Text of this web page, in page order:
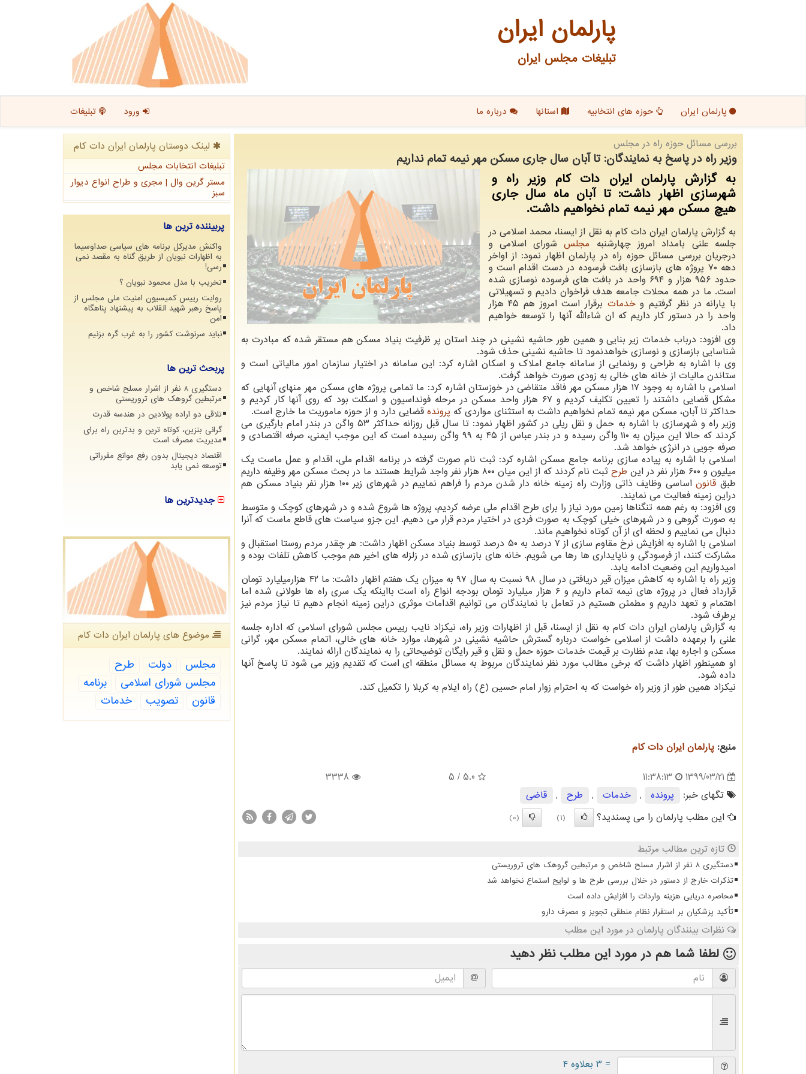
پارلمان ایران
تبلیغات مجلس ایران
پارلمان ایران حوزه های انتخابیه استانها درباره ما ورود تبلیغات
بررسی مسائل حوزه راه در مجلس
وزیر راه در پاسخ به نمایندگان: تا آبان سال جاری مسكن مهر نیمه تمام نداریم
به گزارش پارلمان ایران دات كام وزیر راه و
شهرسازی اظهار داشت: تا آبان ماه سال جاری
هیچ مسكن مهر نیمه تمام نخواهیم داشت.
به گزارش پارلمان ایران دات کام به نقل از ایسنا، محمد اسلامی در
جلسه علنی بامداد امروز چهارشنبه مجلسشورای اسلامی و
درجریان بررسی مسائل حوزه راه در پارلمان اظهار نمود: از اواخر
دهه ۷۰ پروژه های بازسازی بافت فرسوده در دست اقدام است و
حدود ۹۵۶ هزار و ۶۹۴ واحد در بافت های فرسوده نوسازی شده
است. ما در همه محلات جامعه هدف فراخوان دادیم و تسهیلاتی
با یارانه در نظر گرفتیم وخدمات
برقرار است امروز هم ۴۵ هزار
واحد را در دستور کار داریم که ان شاءالله آنها را توسعه خواهیم
داد.
وی افزود: درباب خدمات زیر بنایی و همین طور حاشیه نشینی در چند استان پر ظرفیت بنیاد مسکن هم مستقر شده که مبادرت به
شناسایی بازسازی و نوسازی خواهدنمود تا حاشیه نشینی حذف شود.
وی با اشاره به طراحی و رونمایی از سامانه جامع املاک و اسکان اشاره کرد: این سامانه در اختیار سازمان امور مالیاتی است و
ستاندن مالیات از خانه های خالی به زودی صورت خواهد گرفت.
اسلامی با اشاره به وجود ۱۷ هزار مسکن مهر فاقد متقاضی در خوزستان اشاره کرد: ما تمامی پروژه های مسکن مهر منهای آنهایی که
مشکل قضایی داشتند را تعیین تکلیف کردیم و ۶۷ هزار واحد مسکن در مرحله فونداسیون و اسکلت بود که روی آنها کار کردیم و
حداکثر تا آبان، مسکن مهر نیمه تمام نخواهیم داشت به استثنای مواردی که پرونده قضایی دارد و از حوزه ماموریت ما خارج است.
وزیر راه و شهرسازی با اشاره به حمل و نقل ریلی در کشور اظهار نمود: تا سال قبل روزانه حداکثر ۵۳ واگن در بندر امام بارگیری می
کردند که حالا این میزان به ۱۱۰ واگن رسیده و در بندر عباس از ۴۵ به ۹۹ واگن رسیده است که این موجب ایمنی، صرفه اقتصادی و
صرفه جویی در انرژی خواهد شد.
اسلامی با اشاره به پیاده سازی برنامه جامع مسکن اشاره کرد: ثبت نام صورت گرفته در برنامه اقدام ملی، اقدام و عمل ماست یک
میلیون و ۶۰۰ هزار نفر در این
طرح
ثبت نام کردند که از این میان ۸۰۰ هزار نفر واجد شرایط هستند ما در بحث مسکن مهر وظیفه داریم
طبق قانون
اساسی وظایف ذاتی وزارت راه زمینه خانه دار شدن مردم را فراهم نماییم در شهرهای زیر ۱۰۰ هزار نفر بنیاد مسکن هم
دراین زمینه فعالیت می نمایند.
وی افزود: به رغم همه تنگناها زمین مورد نیاز را برای طرح اقدام ملی عرضه کردیم، پروژه ها شروع شده و در شهرهای کوچک و متوسط
به صورت گروهی و در شهرهای خیلی کوچک به صورت فردی در اختیار مردم قرار می دهیم. این جزو سیاست های قاطع ماست که آنرا
دنبال می نماییم و لحظه ای از آن کوتاه نخواهیم ماند.
اسلامی با اشاره به افزایش نرخ مقاوم سازی از ۷ درصد به ۵۰ درصد توسط بنیاد مسکن اظهار داشت: هر چقدر مردم روستا استقبال و
مشارکت کنند، از فرسودگی و ناپایداری ها رها می شویم. خانه های بازسازی شده در زلزله های اخیر هم موجب کاهش تلفات بوده و
امیدواریم این وضعیت ادامه یابد.
وزیر راه با اشاره به کاهش میزان قیر دریافتی در سال ۹۸ نسبت به سال ۹۷ به میزان یک هفتم اظهار داشت: ما ۴۲ هزارمیلیارد تومان
قرارداد فعال در پروژه های نیمه تمام داریم و ۶ هزار میلیارد تومان بودجه انواع راه است بااینکه یک سری راه ها طولانی شده اما
اهتمام و تعهد داریم و مطمئن هستیم در تعامل با نمایندگان می توانیم اقدامات موثری دراین زمینه انجام دهیم تا نیاز مردم نیز
برطرف شود.
به گزارش پارلمان ایران دات کام به نقل از ایسنا، قبل از اظهارات وزیر راه، نیکزاد نایب رییس مجلس شورای اسلامی که اداره جلسه
علنی را برعهده داشت از اسلامی خواست درباره گسترش حاشیه نشینی در شهرها، موارد خانه های خالی، اتمام مسکن مهر، گرانی
مسکن و اجاره بها، عدم نظارت بر قیمت خدمات حوزه حمل و نقل و قیر رایگان توضیحاتی را به نمایندگان ارائه نمایند.
او همینطور اظهار داشت که برخی مطالب مورد نظر نمایندگان مربوط به مسائل منطقه ای است که تقدیم وزیر می شود تا پاسخ آنها
داده شود.
نیکزاد همین طور از وزیر راه خواست که به احترام زوار امام حسین (ع) راه ایلام به کربلا را تکمیل کند.
منبع: پارلمان ایران دات كام
1399/03/21
11:38:13
5.0
/ 5
3338
تگهای خبر:
پرونده , خدمات , طرح ,
قاضی
این مطلب پارلمان را می پسندید؟
(1)
(0)
تازه ترین مطالب مرتبط
دستگیری 8 نفر از اشرار مسلح شاخص و مرتبطین گروهک های تروریستی
تذکرات خارج از دستور در خلال بررسی طرح ها و لوایح استماع نخواهد شد
محاصره دریایی هزینه واردات را افزایش داده است
تأکید پزشکیان بر استقرار نظام منطقی تجویز و مصرف دارو
نظرات بینندگان پارلمان در مورد این مطلب
لطفا شما هم در مورد این مطلب نظر دهید
= ۳ بعلاوه ۴
لینک دوستان پارلمان ایران دات كام
تبلیغات انتخابات مجلس
مستر گرین وال | مجری و طراح انواع دیوار
سبز
پربیننده ترین ها
واکنش مدیرکل برنامه های سیاسی صداوسیما
به اظهارات نبویان از طریق گناه به مقصد نمی
رسی!
تخریب با مدل محمود نبویان ؟
روایت رییس کمیسیون امنیت ملی مجلس از
پاسخ رهبر شهید انقلاب به پیشنهاد پناهگاه
امن
نباید سرنوشت کشور را به غرب گره بزنیم
پربحث ترین ها
دستگیری 8 نفر از اشرار مسلح شاخص و
مرتبطین گروهک های تروریستی
تلاقی دو اراده پولادین در هندسه قدرت
گرانی بنزین، کوتاه ترین و بدترین راه برای
مدیریت مصرف است
اقتصاد دیجیتال بدون رفع موانع مقرراتی
توسعه نمی یابد
جدیدترین ها
موضوع های پارلمان ایران دات كام
مجلس دولت
طرح
مجلس شورای اسلامی
برنامه
قانون
تصویب خدمات